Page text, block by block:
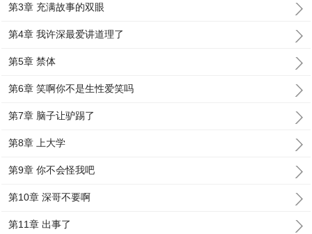
第3章 充满故事的双眼
第4章 我许深最爱讲道理了
第5章 禁体
第6章 笑啊你不是生性爱笑吗
第7章 脑子让驴踢了
第8章 上大学
第9章 你不会怪我吧
第10章 深哥不要啊
第11章 出事了